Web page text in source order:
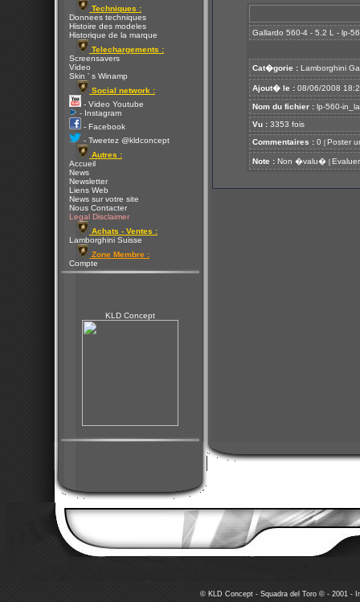
Techniques :
Donnees techniques
Histoire des modeles
Historique de la marque
Telechargements :
Screensavers
Video
Skin ' s Winamp
Social network :
- Video Youtube
- Instagram
- Facebook
- Tweetez @kldconcept
Autres :
Accueil
News
Newsletter
Liens Web
News sur votre site
Nous Contacter
Legal Disclaimer
Achats - Ventes :
Lamborghini Suisse
Zone Membre :
Compte
KLD Concept
Gallardo 560-4 - 5.2 L - lp-
Cat�gorie : Lamborghini
Ajout� le : 08/06/2008
Nom du fichier : lp-560-
Vu : 3353 fois
Commentaires : 0 [ Poster
Note : Non �valu� [ Evaluer
© KLD Concept - Squadra del Toro © - 2001 -